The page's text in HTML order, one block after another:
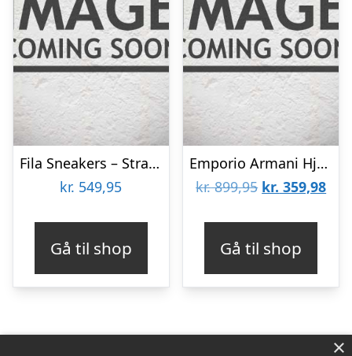
Fila Sneakers – Strada Low – Pale Rosette
kr. 549,95
Gå til shop
Emporio Armani Hjemmesko – Sneakers – Blå/Grå
kr.899,95 Den
kr. 899,95.
kr. 359,98Den
kr.
Gå til shop
×